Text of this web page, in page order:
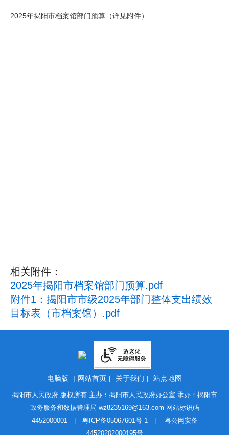
2025年揭阳市档案馆部门预算（详见附件）
相关附件：
2025年揭阳市档案馆部门预算.pdf
附件1：揭阳市市级2025年部门整体支出绩效
目标表（市档案馆）.pdf
电脑版 | 网站首页 | 关于我们 | 站点地图
揭阳市人民政府 版权所有 主办：揭阳市人民政府办公室 承办：揭阳市
政务服务和数据管理局 wz8235169@163.com 网站标识码
4452000001 | 粤ICP备05067601号-1| 粤公网安备
44520202000195号